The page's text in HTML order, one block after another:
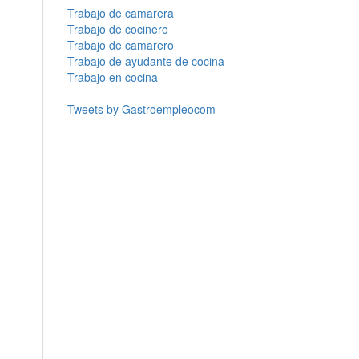
Trabajo de camarera
Trabajo de cocinero
Trabajo de camarero
Trabajo de ayudante de cocina
Trabajo en cocina
Tweets by Gastroempleocom